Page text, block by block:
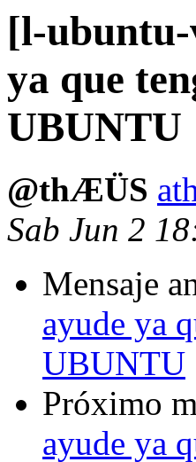
[l-ubuntu-
ya que
UBUNTU
@thÆÜS
Sab Jun 2
Mensaje
ayude ya
UBUNTU
Próximo
ayude ya